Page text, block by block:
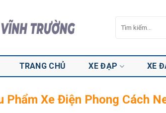
kiếm:
TRANG CHỦ XE ĐẠP XE
Phẩm Xe Điện Phong Cách